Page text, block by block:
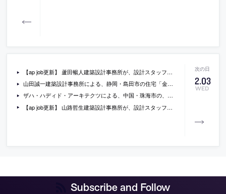
2.03
WED
【ap job更新】 蘆田暢人建築設計事務所が、設計スタッフ・広報スタッフの正社員とアルバイトを募集中
山田誠一建築設計事務所による、静岡・島田市の住宅「金谷南町の家」
ザハ・ハディド・アーキテクツによる、中国・珠海市の、芸術センター「Zhuhai Jinwan Civic Art Centre」の建設が進行中。計画案と現場の様子を紹介
【ap job更新】 山路哲生建築設計事務所が、設計スタッフ（経験者・新卒等）、マネジメントスタッフ、コンサルスタッフを募集中
Subscribe and Follow